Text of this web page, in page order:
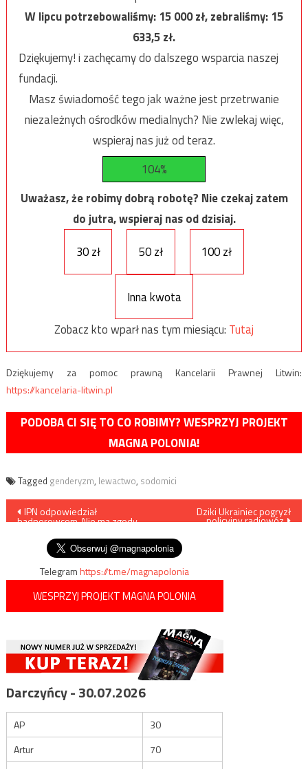
W lipcu potrzebowaliśmy:15 000zł, zebraliśmy:15
633,5zł.
Dziękujemy! i zachęcamy do dalszego wsparcia naszej
fundacji.
Masz świadomość tego jak ważne jest przetrwanie
niezależnych ośrodków medialnych? Nie zwlekaj więc,
wspieraj nas już od teraz.
104%
Uważasz, że robimy dobrą robotę? Nie czekaj zatem
do jutra, wspieraj nas od dzisiaj.
30 zł
50 zł 100 zł
Inna kwota
Zobacz kto wparł nas tym miesiącu: Tutaj
Dziękujemy za pomoc prawną Kancelarii Prawnej Litwin:
https://kancelaria-litwin.pl
PODOBA CI SIĘ TO CO ROBIMY? WESPRZYJ PROJEKT
MAGNA POLONIA!
Tagged genderyzm, lewactwo, sodomici
Nawigacja
wpisu
IPN odpowiedział
badnerowcom. Nie ma zgody
Dziki Ukrainiec pogryzł
policyjny radiowóz
Telegramhttps://t.me/magnapolonia
WESPRZYJ PROJEKT MAGNA POLONIA
Darczyńcy - 30.07.2026
AP
30
Artur
70